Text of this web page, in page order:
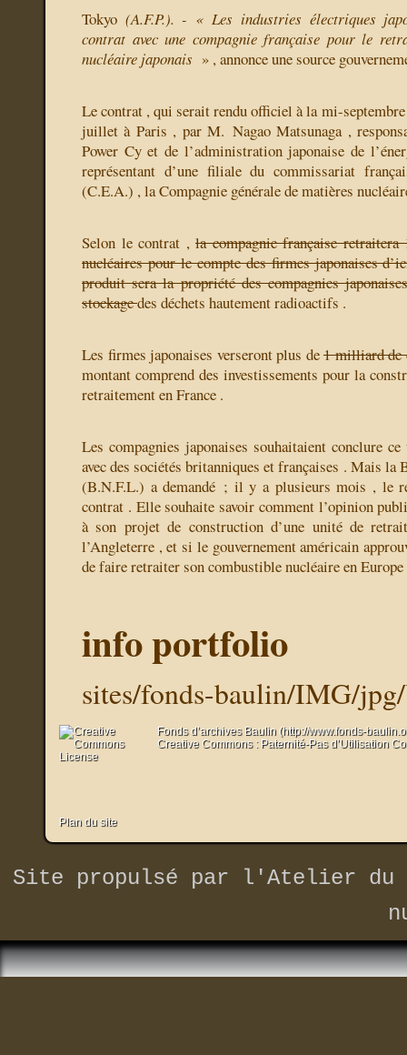
Tokyo (A.F.P.). - « Les industries électriques
contrat avec une compagnie française pour le
nucléaire japonais » , annonce une source
Le contrat , qui serait rendu officiel à la mi-septembre
juillet à Paris , par M. Nagao Matsunaga ,
Power Cy et de l’administration japonaise de
représentant d’une filiale du commissariat
(C.E.A.) , la Compagnie générale de matières
Selon le contrat , la compagnie française retraitera
nucléaires pour le compte des firmes japonaises
produit sera la propriété des compagnies
stockagedes déchets hautement radioactifs .
Les firmes japonaises verseront plus de1 milliard
montant comprend des investissements pour la
retraitement en France .
Les compagnies japonaises souhaitaient conclure
avec des sociétés britanniques et françaises . Mais
(B.N.F.L.) a demandé ; il y a plusieurs mois , le
contrat . Elle souhaite savoir comment l’opinion
à son projet de construction d’une unité de
l’Angleterre , et si le gouvernement américain
de faire retraiter son combustible nucléaire en Europe
info portfolio
sites/fonds-baulin/IMG/
Fonds d’archives Baulin (http://www.fonds-
Creative Commons : Paternité-Pas d’Utilisation
Plan du site
Site propulsé par
l'Atelier du